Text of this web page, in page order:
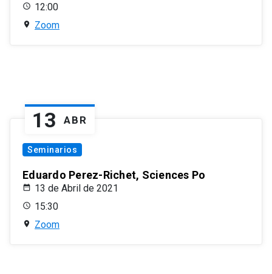
12:00
Zoom
13 ABR
Seminarios
Eduardo Perez-Richet, Sciences Po
13 de Abril de 2021
15:30
Zoom